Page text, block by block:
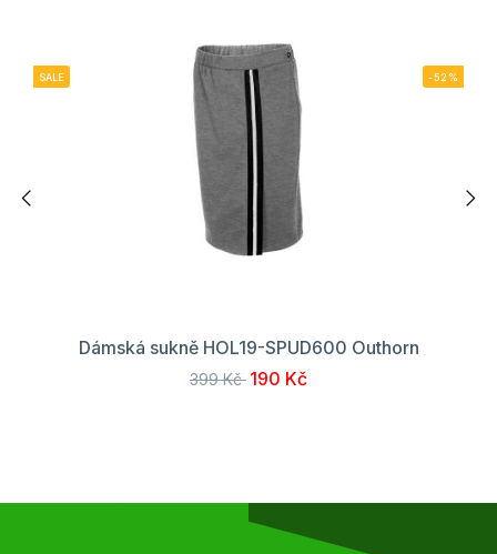
SALE -52%
Dámská sukně HOL19-SPUD600 Outhorn
399 Kč 190 Kč